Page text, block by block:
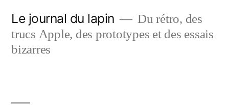
contenu
Le journal du lapin
Du rétro, des
trucs Apple, des prototypes et des essais
bizarres